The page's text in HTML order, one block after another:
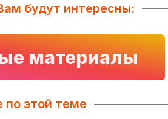
будут интересны:
материалы
по этой теме